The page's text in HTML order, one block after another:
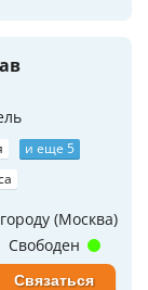
и еще 5
(Москва)
Свободен
Связаться